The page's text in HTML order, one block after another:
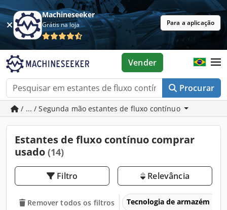
Machineseeker
Grátis na loja Para a aplicação
Procurar
Vender
/ ... / Segunda mão estantes de fluxo contínuo
Estantes de fluxo contínuo comprar
usado (14)
Filtro Relevância
Remover todos os filtros Tecnologia de armazém